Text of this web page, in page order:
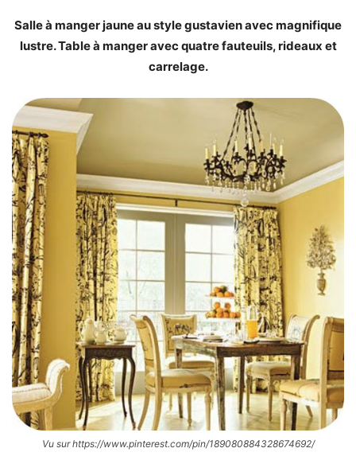
Salle à manger jaune au style gustavien avec magnifique
lustre. Table à manger avec quatre fauteuils, rideaux et
carrelage.
Vu sur https://www.pinterest.com/pin/189080884328674692/